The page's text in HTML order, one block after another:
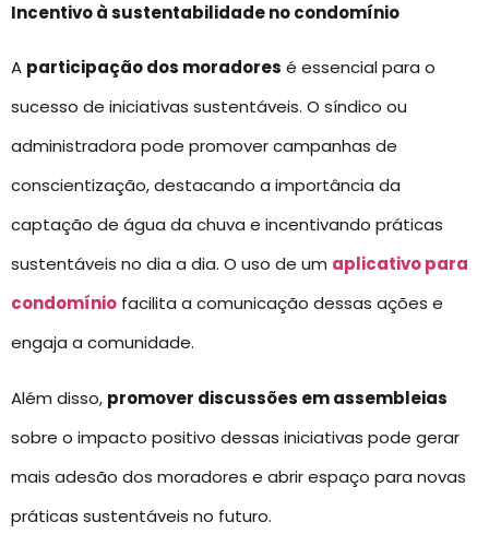
Incentivo à sustentabilidade no condomínio
A participação dos moradores é essencial para o
sucesso de iniciativas sustentáveis. O síndico ou
administradora pode promover campanhas de
conscientização, destacando a importância da
captação de água da chuva e incentivando práticas
sustentáveis no dia a dia. O uso de um aplicativo para
condomínio facilita a comunicação dessas ações e
engaja a comunidade.
Além disso, promover discussões em assembleias
sobre o impacto positivo dessas iniciativas pode gerar
mais adesão dos moradores e abrir espaço para novas
práticas sustentáveis no futuro.